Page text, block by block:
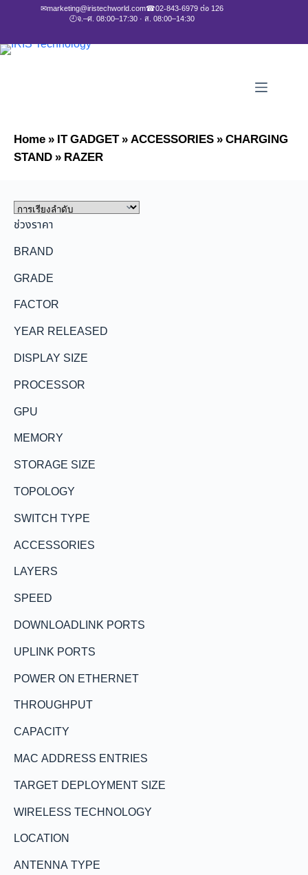
✉marketing@iristechworld.com☎02-843-6979 ต่อ 126
🕘จ.–ศ. 08:00–17:30 · ส. 08:00–14:30
Home»IT GADGET»ACCESSORIES»CHARGING
STAND»RAZER
ช่วงราคา
BRAND
GRADE
FACTOR
YEAR RELEASED
DISPLAY SIZE
PROCESSOR
GPU
MEMORY
STORAGE SIZE
TOPOLOGY
SWITCH TYPE
ACCESSORIES
LAYERS
SPEED
DOWNLOADLINK PORTS
UPLINK PORTS
POWER ON ETHERNET
THROUGHPUT
CAPACITY
MAC ADDRESS ENTRIES
TARGET DEPLOYMENT SIZE
WIRELESS TECHNOLOGY
LOCATION
ANTENNA TYPE